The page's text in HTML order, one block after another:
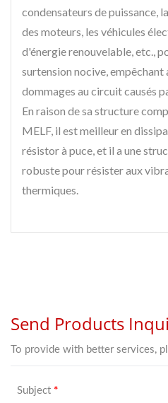
condensateurs de puissance,
des moteurs, les véhicules
d'énergie renouvelable, etc.,
surtension nocive, empêchant
dommages au circuit causés
En raison de sa structure
MELF, il est meilleur en
résistor à puce, et il a une
robuste pour résister aux
thermiques.